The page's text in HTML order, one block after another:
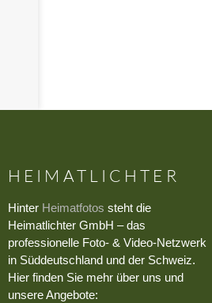
HEIMATLICHTER
Hinter Heimatfotos steht die
Heimatlichter GmbH – das
professionelle Foto- & Video-Netzwerk
in Süddeutschland und der Schweiz.
Hier finden Sie mehr über uns und
unsere Angebote: